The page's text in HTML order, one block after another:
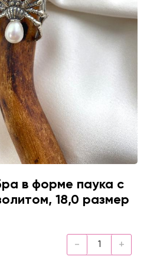
в форме паука с
18,0 размер